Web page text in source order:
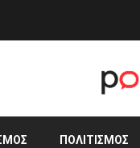
ΠΟΛΙΤΙΣΜΌΣ